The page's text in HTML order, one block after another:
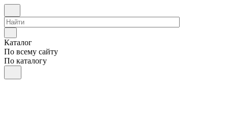
Каталог
По всему сайту
По каталогу